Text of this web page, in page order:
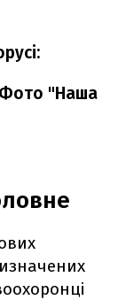
Фото "Наша